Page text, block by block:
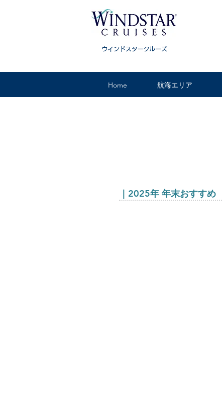
ウインドスタークルーズ
Home 航海エリア
｜2025年 年末おすすめ